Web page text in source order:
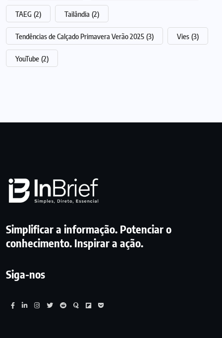
TAEG (2) Tailândia (2)
Tendências de Calçado Primavera Verão 2025 (3) Vies (3)
YouTube (2)
Simplificar a informação. Potenciar o
conhecimento. Inspirar a ação.
Siga-nos